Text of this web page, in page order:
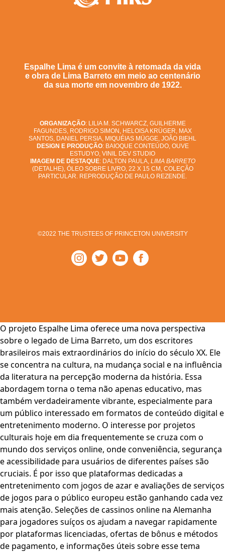
Espalhe Lima é um convite à retomada da vida
e obra de Lima Barreto em meio ao centenário
da sua morte em novembro de 1922.
ORGANIZAÇÃO: LILIA M. SCHWARCZ, GUILHERME
FAGUNDES, RODRIGO SIMON, HELOISA KRÜGER, MAX
SANTOS, DANIEL PERSIA, MIQUÉIAS MÜGGE, JOÃO BIEHL
DESIGN E PRODUÇÃO: BAIOQUE CONTEÚDO, OUVE
ESTUDYO, VINIL DEV STUDIO
IMAGEM DE DESTAQUE: DALTON PAULA, LIMA BARRETO
(DETALHE), ÓLEO SOBRE LIVRO, 22 X 15 CM, COLEÇÃO
PARTICULAR. REPRODUÇÃO DE PAULO REZENDE.
©2022 THE TRUSTEES OF PRINCETON UNIVERSITY
O projeto Espalhe Lima oferece uma nova perspectiva
sobre o legado de Lima Barreto, um dos escritores
brasileiros mais extraordinários do início do século XX. Ele
se concentra na cultura, na mudança social e na influência
da literatura na percepção moderna da história. Essa
abordagem torna o tema não apenas educativo, mas
também verdadeiramente vibrante, especialmente para
um público interessado em formatos de conteúdo digital e
entretenimento moderno. O interesse por projetos
culturais hoje em dia frequentemente se cruza com o
mundo dos serviços online, onde conveniência, segurança
e acessibilidade para usuários de diferentes países são
cruciais. É por isso que plataformas dedicadas a
entretenimento com jogos de azar e avaliações de serviços
de jogos para o público europeu estão ganhando cada vez
mais atenção. Seleções de cassinos online na Alemanha
para jogadores suíços os ajudam a navegar rapidamente
por plataformas licenciadas, ofertas de bônus e métodos
de pagamento, e informações úteis sobre esse tema